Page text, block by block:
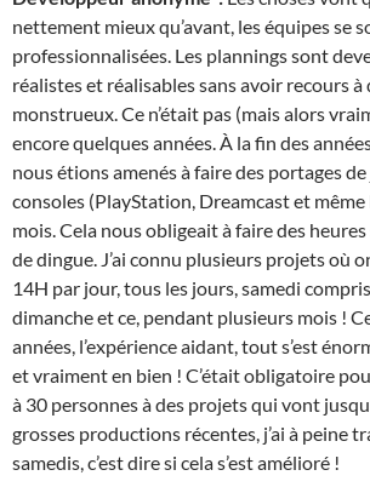
nettement mieux qu’avant, les équipes se
professionnalisées. Les plannings sont
réalistes et réalisables sans avoir recours à
monstrueux. Ce n’était pas (mais alors
encore quelques années. À la fin des
nous étions amenés à faire des portages
consoles (PlayStation, Dreamcast et même
mois. Cela nous obligeait à faire des
de dingue. J’ai connu plusieurs projets où
14H par jour, tous les jours, samedi
dimanche et ce, pendant plusieurs mois !
années, l’expérience aidant, tout s’est
et vraiment en bien ! C’était obligatoire
à 30 personnes à des projets qui vont
grosses productions récentes, j’ai à peine
samedis, c’est dire si cela s’est amélioré !